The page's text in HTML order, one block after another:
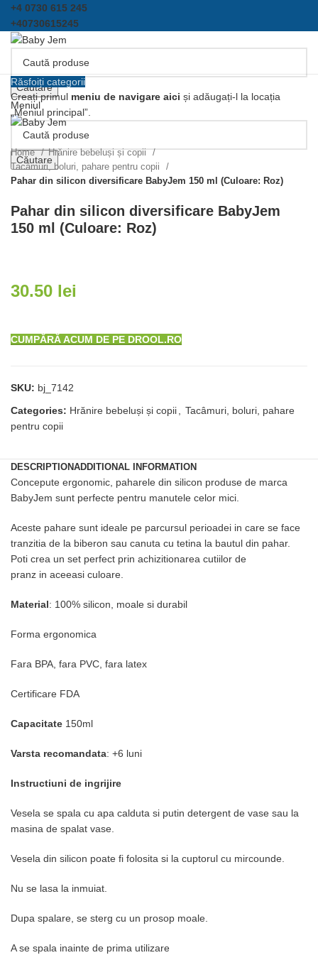
+4 0730 615 245
+40730615245
Căutare
Meniul
Răsfoiți categorii
Creați primul meniu de navigare aici și adăugați-l la locația
„Meniul principal”.
Căutare
Click pentru a mari
Home
Hrănire bebeluși și copii
Tacâmuri, boluri, pahare pentru copii
Pahar din silicon diversificare BabyJem 150 ml (Culoare: Roz)
Pahar din silicon diversificare BabyJem
150 ml (Culoare: Roz)
30.50 lei
CUMPĂRĂ ACUM DE PE DROOL.RO
SKU: bj_7142
Categories: Hrănire bebeluși și copii, Tacâmuri, boluri, pahare
pentru copii
DESCRIPTIONADDITIONAL INFORMATION
Concepute ergonomic, paharele din silicon produse de marca
BabyJem sunt perfecte pentru manutele celor mici.
Aceste pahare sunt ideale pe parcursul perioadei in care se face
tranzitia de la biberon sau canuta cu tetina la bautul din pahar.
Poti crea un set perfect prin achizitionarea cutiilor de
pranz in aceeasi culoare.
Material: 100% silicon, moale si durabil
Forma ergonomica
Fara BPA, fara PVC, fara latex
Certificare FDA
Capacitate 150ml
Varsta recomandata: +6 luni
Instructiuni de ingrijire
Vesela se spala cu apa calduta si putin detergent de vase sau la
masina de spalat vase.
Vesela din silicon poate fi folosita si la cuptorul cu mircounde.
Nu se lasa la inmuiat.
Dupa spalare, se sterg cu un prosop moale.
A se spala inainte de prima utilizare